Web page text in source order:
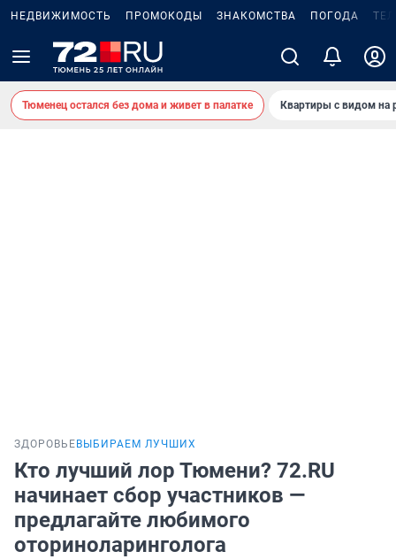
НЕДВИЖИМОСТЬ ПРОМОКОДЫ ЗНАКОМСТВА ПОГОДА
Тюменец остался без дома и живет в палатке Квартиры с видом на
ЗДОРОВЬЕ ВЫБИРАЕМ ЛУЧШИХ
Кто лучший лор Тюмени? 72.RU
начинает сбор участников —
предлагайте любимого
оториноларинголога